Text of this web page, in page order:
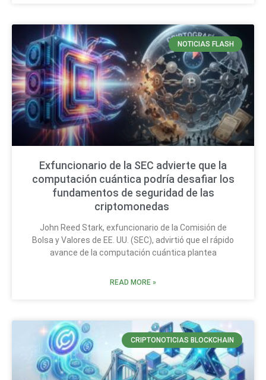
NOTICIAS FLASH
Exfuncionario de la SEC advierte que la
computación cuántica podría desafiar los
fundamentos de seguridad de las
criptomonedas
John Reed Stark, exfuncionario de la Comisión de
Bolsa y Valores de EE. UU. (SEC), advirtió que el rápido
avance de la computación cuántica plantea
READ MORE »
CRIPTONOTICIAS BLOCKCHAIN